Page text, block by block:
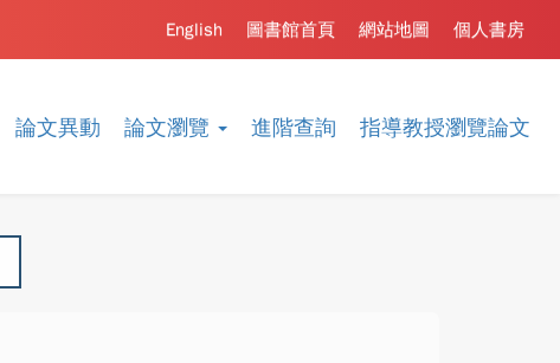
論文異動 論文瀏覽 進階查詢 指導教授瀏覽論文
個人書房
網站地圖
圖書館首頁
English